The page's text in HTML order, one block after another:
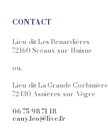
CONTACT
Lieu-dit Les Renardières
72160 Sceaux-sur-Huisne
ou,
Lieu-dit La Grande Corbinière
72430 Asnières-sur-Vègre
06 75 98 71 18
cany.leo@live.fr